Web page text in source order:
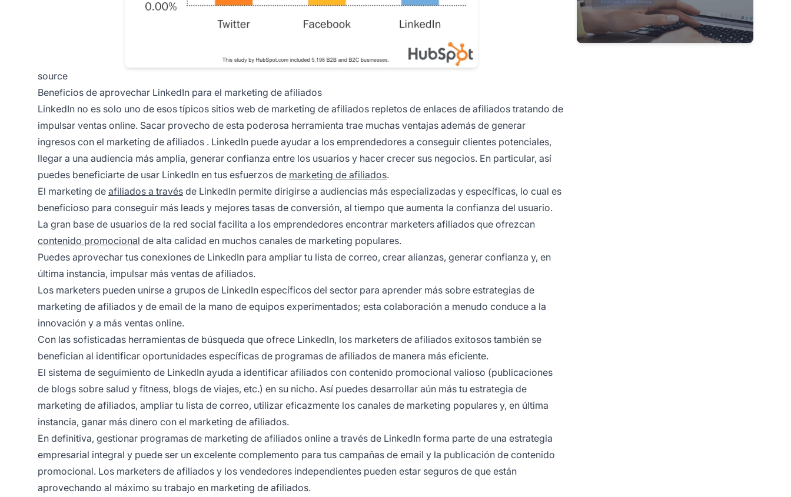
source
Beneficios de aprovechar LinkedIn para el marketing de afiliados
LinkedIn no es solo uno de esos típicos sitios web de marketing de afiliados repletos de enlaces de afiliados tratando de
impulsar ventas online. Sacar provecho de esta poderosa herramienta trae muchas ventajas además de generar
ingresos con el marketing de afiliados . LinkedIn puede ayudar a los emprendedores a conseguir clientes potenciales,
llegar a una audiencia más amplia, generar confianza entre los usuarios y hacer crecer sus negocios. En particular, así
puedes beneficiarte de usar LinkedIn en tus esfuerzos de marketing de afiliados.
El marketing de afiliados a través de LinkedIn permite dirigirse a audiencias más especializadas y específicas, lo cual es
beneficioso para conseguir más leads y mejores tasas de conversión, al tiempo que aumenta la confianza del usuario.
La gran base de usuarios de la red social facilita a los emprendedores encontrar marketers afiliados que ofrezcan
contenido promocional de alta calidad en muchos canales de marketing populares.
Puedes aprovechar tus conexiones de LinkedIn para ampliar tu lista de correo, crear alianzas, generar confianza y, en
última instancia, impulsar más ventas de afiliados.
Los marketers pueden unirse a grupos de LinkedIn específicos del sector para aprender más sobre estrategias de
marketing de afiliados y de email de la mano de equipos experimentados; esta colaboración a menudo conduce a la
innovación y a más ventas online.
Con las sofisticadas herramientas de búsqueda que ofrece LinkedIn, los marketers de afiliados exitosos también se
benefician al identificar oportunidades específicas de programas de afiliados de manera más eficiente.
El sistema de seguimiento de LinkedIn ayuda a identificar afiliados con contenido promocional valioso (publicaciones
de blogs sobre salud y fitness, blogs de viajes, etc.) en su nicho. Así puedes desarrollar aún más tu estrategia de
marketing de afiliados, ampliar tu lista de correo, utilizar eficazmente los canales de marketing populares y, en última
instancia, ganar más dinero con el marketing de afiliados.
En definitiva, gestionar programas de marketing de afiliados online a través de LinkedIn forma parte de una estrategia
empresarial integral y puede ser un excelente complemento para tus campañas de email y la publicación de contenido
promocional. Los marketers de afiliados y los vendedores independientes pueden estar seguros de que están
aprovechando al máximo su trabajo en marketing de afiliados.